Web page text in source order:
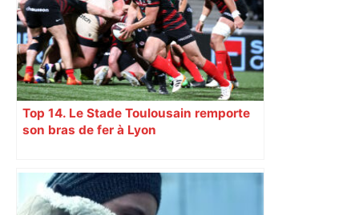
Top 14. Le Stade Toulousain remporte
son bras de fer à Lyon